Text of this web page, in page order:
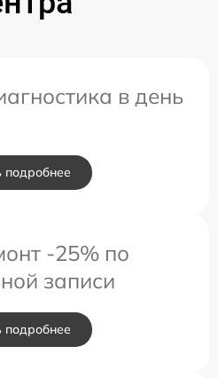
в день
подробнее
-25% по
записи
подробнее